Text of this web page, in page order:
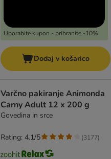
Uporabite kupon - prihranite -10%
Dodaj v košarico
Varčno pakiranje Animonda
Carny Adult 12 x 200 g
Govedina in srce
Rating: 4.1/5 (3177)